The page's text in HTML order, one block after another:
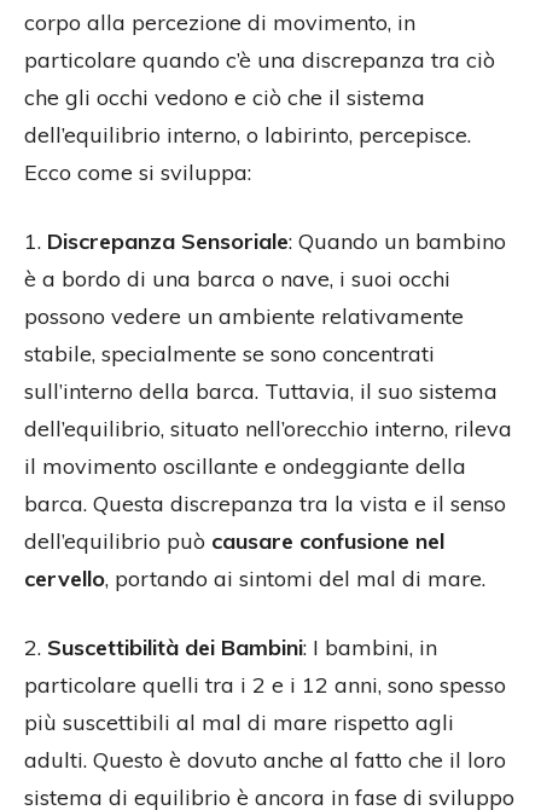
corpo alla percezione di movimento, in
particolare quando c’è una discrepanza tra ciò
che gli occhi vedono e ciò che il sistema
dell’equilibrio interno, o labirinto, percepisce.
Ecco come si sviluppa:
1. Discrepanza Sensoriale: Quando un bambino
è a bordo di una barca o nave, i suoi occhi
possono vedere un ambiente relativamente
stabile, specialmente se sono concentrati
sull’interno della barca. Tuttavia, il suo sistema
dell’equilibrio, situato nell’orecchio interno, rileva
il movimento oscillante e ondeggiante della
barca. Questa discrepanza tra la vista e il senso
dell’equilibrio può causare confusione nel
cervello, portando ai sintomi del mal di mare.
2. Suscettibilità dei Bambini: I bambini, in
particolare quelli tra i 2 e i 12 anni, sono spesso
più suscettibili al mal di mare rispetto agli
adulti. Questo è dovuto anche al fatto che il loro
sistema di equilibrio è ancora in fase di sviluppo